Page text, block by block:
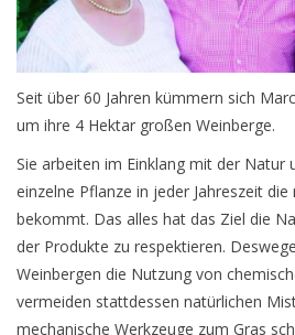
Presse
Seit über 60 Jahren kümmern sich
um ihre 4 Hektar großen Weinberge.
Sie arbeiten im Einklang mit der Natur
einzelne Pflanze in jeder Jahreszeit
bekommt. Das alles hat das Ziel die
der Produkte zu respektieren.
Weinbergen die Nutzung von
vermeiden stattdessen natürlichen
mechanische Werkzeuge zum Gras